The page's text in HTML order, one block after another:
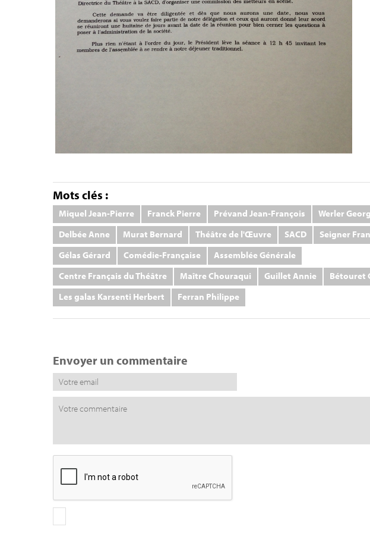
Mots clés :
Miquel Jean-Pierre Franck Pierre Prévand Jean-François
Werler
Delbée Anne
Murat Bernard Théâtre de l'Œuvre SACD
Seigner
Gélas Gérard
Comédie-Française
Assemblée Générale
Centre Français du Théâtre
Maître Chouraqui Guillet Annie
Bétouret
Les galas Karsenti Herbert
Ferran Philippe
Envoyer un commentaire